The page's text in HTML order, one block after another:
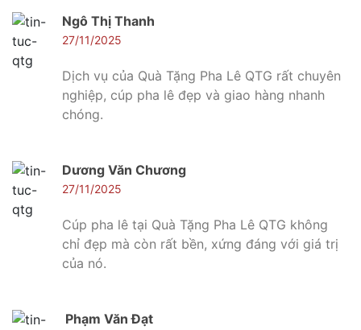
Ngô Thị Thanh
27/11/2025
Dịch vụ của Quà Tặng Pha Lê QTG rất chuyên
nghiệp, cúp pha lê đẹp và giao hàng nhanh
chóng.
Dương Văn Chương
27/11/2025
Cúp pha lê tại Quà Tặng Pha Lê QTG không
chỉ đẹp mà còn rất bền, xứng đáng với giá trị
của nó.
Phạm Văn Đạt